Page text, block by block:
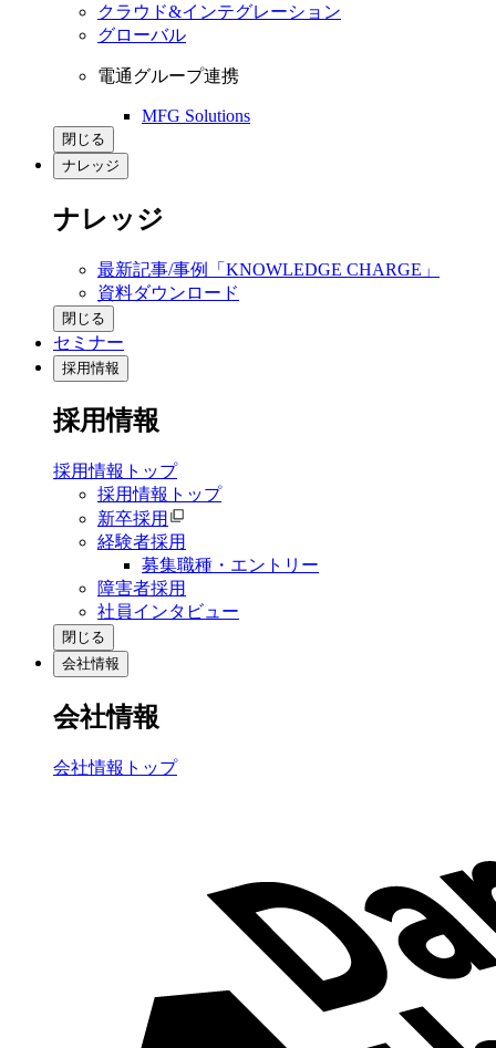
クラウド&インテグレーション
グローバル
電通グループ連携
MFG Solutions
閉じる
ナレッジ
ナレッジ
最新記事/事例「KNOWLEDGE CHARGE」
資料ダウンロード
閉じる
セミナー
採用情報
採用情報
採用情報トップ
採用情報トップ
新卒採用
経験者採用
募集職種・エントリー
障害者採用
社員インタビュー
閉じる
会社情報
会社情報
会社情報トップ